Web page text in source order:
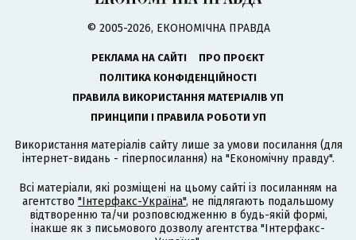
© 2005-2026, ЕКОНОМІЧНА ПРАВДА
РЕКЛАМА НА САЙТІ
ПРО ПРОЄКТ
ПОЛІТИКА КОНФІДЕНЦІЙНОСТІ
ПРАВИЛА ВИКОРИСТАННЯ МАТЕРІАЛІВ УП
ПРИНЦИПИ І ПРАВИЛА РОБОТИ УП
Використання матеріалів сайту лише за умови посилання (для
інтернет-видань - гіперпосилання) на "Економічну правду".
Всі матеріали, які розміщені на цьому сайті із посиланням на
агентство "Інтерфакс-Україна", не підлягають подальшому
відтворенню та/чи розповсюдженню в будь-якій формі,
інакше як з письмового дозволу агентства "Інтерфакс-